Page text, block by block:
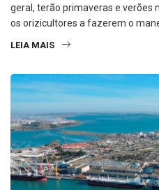
geral, terão primaveras e verões
os orizicultores a fazerem o
LEIA MAIS